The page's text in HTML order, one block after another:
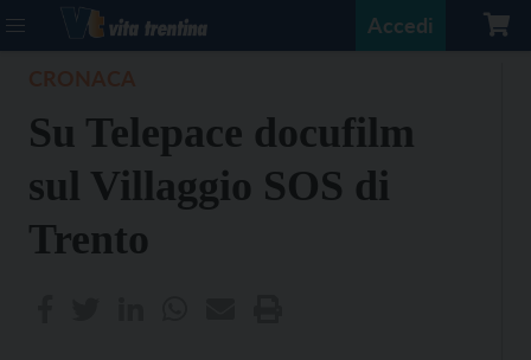
Accedi
Su Telepace docufilm
sul Villaggio SOS di
Trento